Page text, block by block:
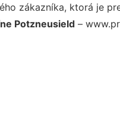
zákazníka, ktorá je
Potzneusield –